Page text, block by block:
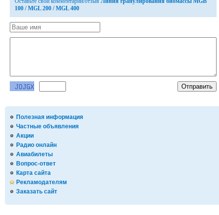
Полезная информация
Частные объявления
Акции
Радио онлайн
Авиабилеты
Вопрос-ответ
Карта сайта
Рекламодателям
Заказать сайт
100 / MGL 200 / MGL 400